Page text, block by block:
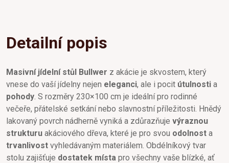
Detailní popis
Masivní jídelní stůl Bullwer z akácie je skvostem, který
vnese do vaší jídelny nejen eleganci, ale i pocit útulnosti a
pohody . S rozměry 230×100 cm je ideální pro rodinné
večeře, přátelské setkání nebo slavnostní příležitosti. Hnědý
lakovaný povrch nádherně vyniká a zdůrazňuje výraznou
strukturu akáciového dřeva, které je pro svou odolnost a
trvanlivost vyhledávaným materiálem. Obdélníkový tvar
stolu zajišťuje dostatek místa pro všechny vaše blízké, ať